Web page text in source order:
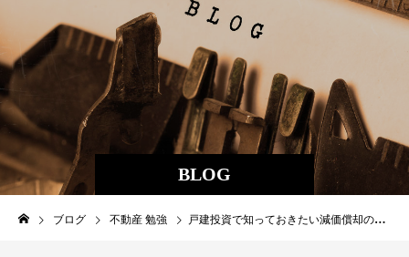
BLOG
ブログ 不動産 勉強 戸建投資で知っておきたい減価償却の基本